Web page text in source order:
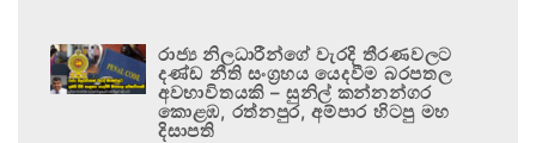
රාජ්‍ය නිලධාරීන්ගේ වැරදි තීරණවලට
දණ්ඩ නීති සංග්‍රහය යෙදවීම බරපතල
අවභාවිතයකි – සුනිල් කන්නන්ගර
කොළඹ, රත්නපුර, අම්පාර හිටපු මහ
දිසාපති